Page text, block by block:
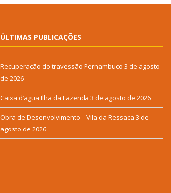
ÚLTIMAS PUBLICAÇÕES
Recuperação do travessão Pernambuco 3 de agosto
de 2026
Caixa d’agua Ilha da Fazenda 3 de agosto de 2026
Obra de Desenvolvimento – Vila da Ressaca 3 de
agosto de 2026